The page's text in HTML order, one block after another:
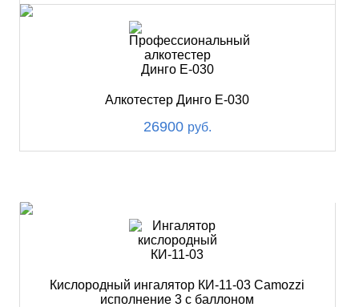
Алкотестер Динго Е-030
26900 руб.
Кислородный ингалятор КИ-11-03 Camozzi
исполнение 3 с баллоном